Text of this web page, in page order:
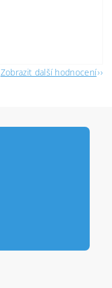
Zobrazit další hodnocení